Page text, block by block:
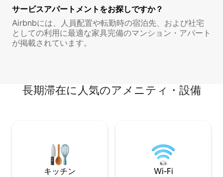
サービスアパートメントをお探しですか？
Airbnbには、人員配置や転勤時の宿泊先、および社宅
としての利用に最適な家具完備のマンション・アパート
が掲載されています。
長期滞在に人気のアメニティ・設備
キッチン Wi-Fi